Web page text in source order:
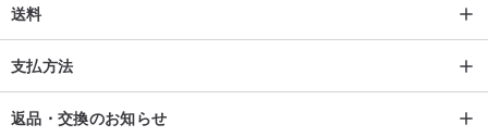
送料
支払方法
返品・交換のお知らせ